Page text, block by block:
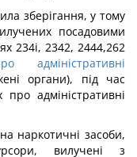
зберігання, у тому
посадовими
234і, 2342, 2444,262
адміністративні
органи), під час
адміністративні
наркотичні засоби,
вилучені з